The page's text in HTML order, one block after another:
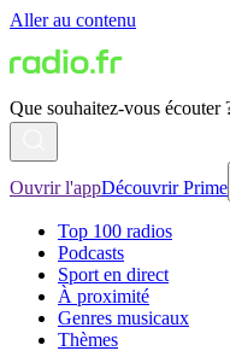
Aller au contenu
Que souhaitez-vous écouter
Ouvrir l'appDécouvrir Prime
Top 100 radios
Podcasts
Sport en direct
À proximité
Genres musicaux
Thèmes